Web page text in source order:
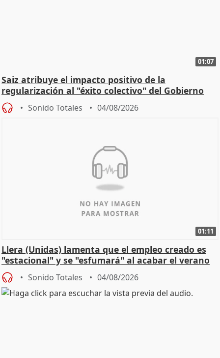
01:07
Saiz atribuye el impacto positivo de la
regularización al "éxito colectivo" del Gobierno
Sonido Totales 04/08/2026
01:11
Llera (Unidas) lamenta que el empleo creado es
"estacional" y se "esfumará" al acabar el verano
Sonido Totales 04/08/2026